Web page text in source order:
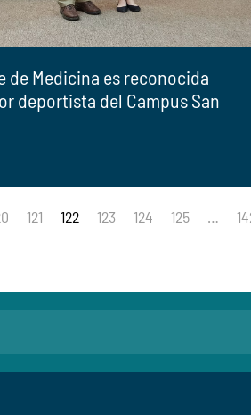
de Medicina es reconocida
deportista del Campus San
121 122 123 124 125 …